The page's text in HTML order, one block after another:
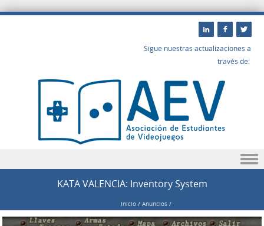
Sigue nuestras actualizaciones a
través de:
KATA VALENCIA: Inventory System
Inicio /Anuncios /